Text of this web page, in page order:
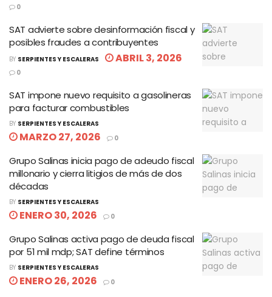
0
SAT advierte sobre desinformación fiscal y
posibles fraudes a contribuyentes
BY SERPIENTES Y ESCALERAS ABRIL 3, 2026
0
SAT impone nuevo requisito a gasolineras
para facturar combustibles
BY SERPIENTES Y ESCALERAS
MARZO 27, 2026 0
Grupo Salinas inicia pago de adeudo fiscal
millonario y cierra litigios de más de dos
décadas
BY SERPIENTES Y ESCALERAS
ENERO 30, 2026 0
Grupo Salinas activa pago de deuda fiscal
por 51 mil mdp; SAT define términos
BY SERPIENTES Y ESCALERAS
ENERO 26, 2026 0